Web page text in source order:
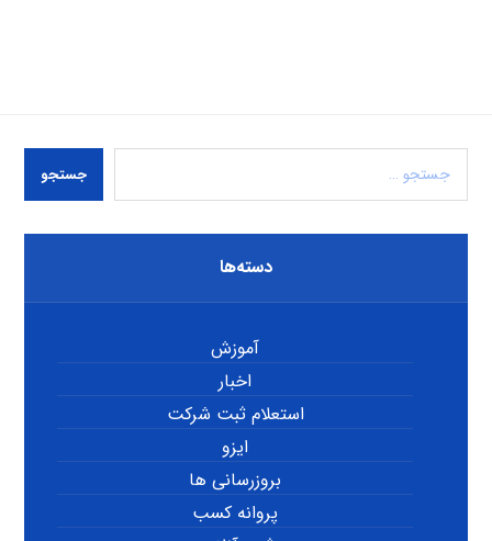
جستجو
دسته‌ها
آموزش
اخبار
استعلام ثبت شرکت
ایزو
بروزرسانی ها
پروانه کسب